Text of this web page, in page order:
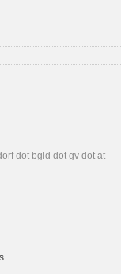
dot bgld dot gv dot at